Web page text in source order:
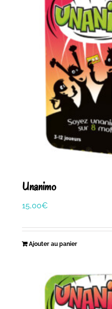
Unanimo
15,00€
Ajouter au panier